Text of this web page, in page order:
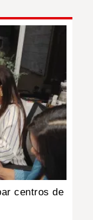
centros de